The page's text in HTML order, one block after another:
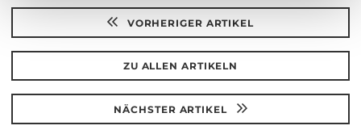
VORHERIGER ARTIKEL
ZU ALLEN ARTIKELN
NÄCHSTER ARTIKEL